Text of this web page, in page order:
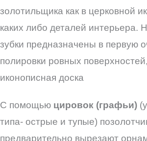
золотильщика как в церковной
каких либо деталей интерьера.
зубки предназначены в первую
полировки ровных
иконописная доска
С помощью цировок (графьи)
типа- острые и тупые)
предварительно вырезают